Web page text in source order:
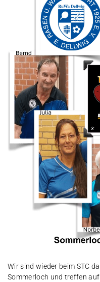
Wir sind wieder beim STC
Sommerloch und treffen
Fußball
Kanu
Schwimmen
Tischtennis
Mannschaften
Ansprechpartner
Trainingszeiten
Trainingsstätte
Sommer-Team-Cup
Hobbygruppe
Turnen
Wasserball
Kontakt